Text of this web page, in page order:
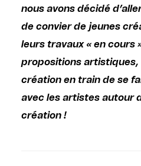
nous avons décidé
de convier de jeunes
leurs travaux « en cours
propositions artistiques,
création en train de se
avec les artistes autour
création !